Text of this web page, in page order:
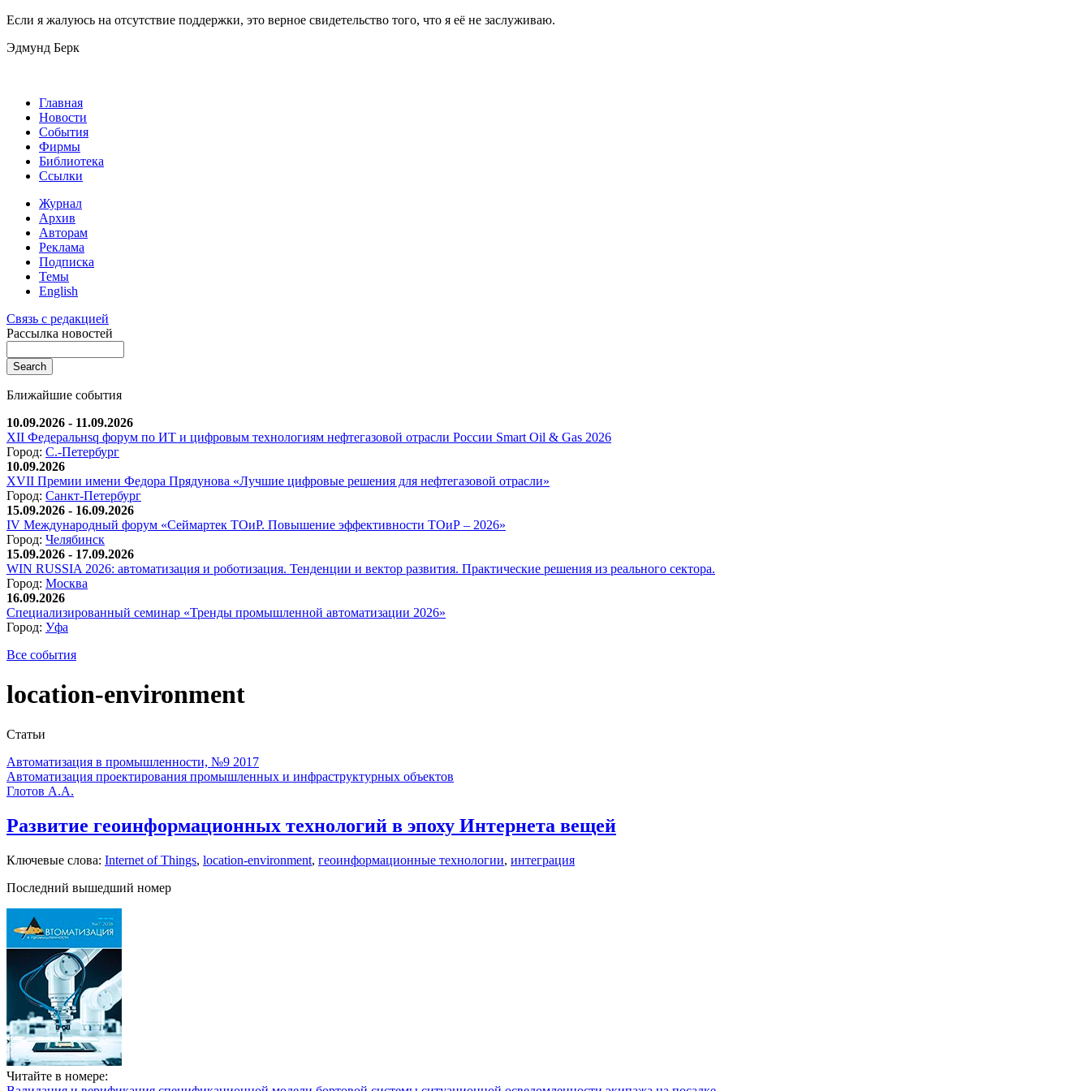
Если я жалуюсь на отсутствие поддержки, это верное свидетельство того, что я её не заслуживаю.
Эдмунд Берк
Главная
Новости
События
Фирмы
Библиотека
Ссылки
Журнал
Архив
Авторам
Реклама
Подписка
Темы
English
Связь с редакцией
Рассылка новостей
Ближайшие события
10.09.2026 - 11.09.2026
XII Федеральнsq форум по ИТ и цифровым технологиям нефтегазовой отрасли России Smart Oil & Gas 2026
Город: С.-Петербург
10.09.2026
XVII Премии имени Федора Прядунова «Лучшие цифровые решения для нефтегазовой отрасли»
Город: Санкт-Петербург
15.09.2026 - 16.09.2026
IV Международный форум «Сеймартек ТОиР. Повышение эффективности ТОиР – 2026»
Город: Челябинск
15.09.2026 - 17.09.2026
WIN RUSSIA 2026: автоматизация и роботизация. Тенденции и вектор развития. Практические решения из реального сектора.
Город: Москва
16.09.2026
Специализированный семинар «Тренды промышленной автоматизации 2026»
Город: Уфа
Все события
location-environment
Статьи
Автоматизация в промышленности, №9 2017
Автоматизация проектирования промышленных и инфраструктурных объектов
Глотов А.А.
Развитие геоинформационных технологий в эпоху Интернета вещей
Ключевые слова: Internet of Things, location-environment, геоинформационные технологии, интеграция
Последний вышедший номер
Читайте в номере: